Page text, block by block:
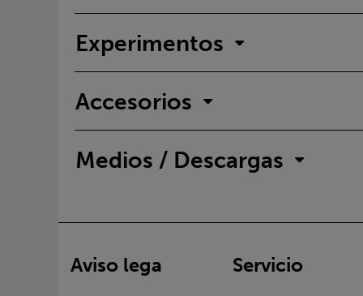
Experimentos
Accesorios
Medios / Descargas
Aviso lega Servicio